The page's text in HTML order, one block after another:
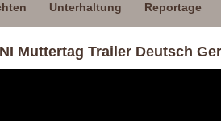
Unterhaltung Reportage
Muttertag Trailer Deutsch